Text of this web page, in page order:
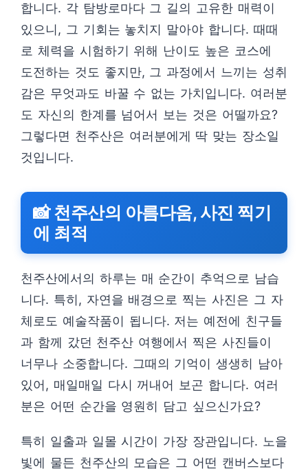
합니다. 각 탐방로마다 그 길의 고유한 매력이
있으니, 그 기회는 놓치지 말아야 합니다. 때때
로 체력을 시험하기 위해 난이도 높은 코스에
도전하는 것도 좋지만, 그 과정에서 느끼는 성취
감은 무엇과도 바꿀 수 없는 가치입니다. 여러분
도 자신의 한계를 넘어서 보는 것은 어떨까요?
그렇다면 천주산은 여러분에게 딱 맞는 장소일
것입니다.
📸 천주산의 아름다움, 사진 찍기
에 최적
천주산에서의 하루는 매 순간이 추억으로 남습
니다. 특히, 자연을 배경으로 찍는 사진은 그 자
체로도 예술작품이 됩니다. 저는 예전에 친구들
과 함께 갔던 천주산 여행에서 찍은 사진들이
너무나 소중합니다. 그때의 기억이 생생히 남아
있어, 매일매일 다시 꺼내어 보곤 합니다. 여러
분은 어떤 순간을 영원히 담고 싶으신가요?
특히 일출과 일몰 시간이 가장 장관입니다. 노을
빛에 물든 천주산의 모습은 그 어떤 캔버스보다